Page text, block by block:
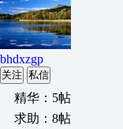
bhdxzgp
关注 私信
精华：5帖
求助：8帖